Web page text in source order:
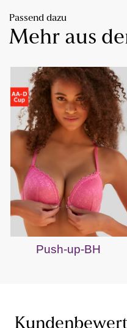
Passend dazu
Mehr aus
Push-up-BH